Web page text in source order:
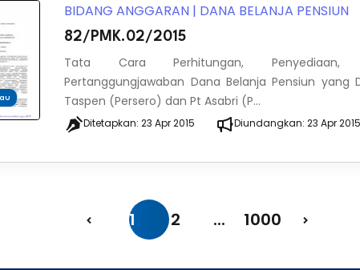
BIDANG ANGGARAN | DANA BELANJA PENSIUN
82/PMK.02/2015
Tata Cara Perhitungan, Penyediaan,
Pertanggungjawaban Dana Belanja Pensiun yang
Taspen (Persero) dan Pt Asabri (P...
Ditetapkan:23 Apr 2015 Diundangkan:23 Apr 2015
1 2 ... 1000